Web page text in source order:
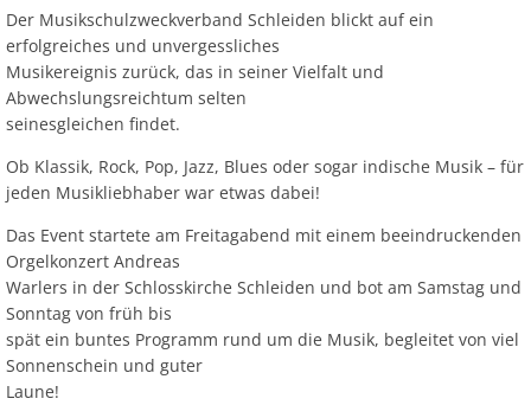
Der Musikschulzweckverband Schleiden blickt auf ein
erfolgreiches und unvergessliches
Musikereignis zurück, das in seiner Vielfalt und
Abwechslungsreichtum selten
seinesgleichen findet.
Ob Klassik, Rock, Pop, Jazz, Blues oder sogar indische Musik – für
jeden Musikliebhaber war etwas dabei!
Das Event startete am Freitagabend mit einem beeindruckenden
Orgelkonzert Andreas
Warlers in der Schlosskirche Schleiden und bot am Samstag und
Sonntag von früh bis
spät ein buntes Programm rund um die Musik, begleitet von viel
Sonnenschein und guter
Laune!